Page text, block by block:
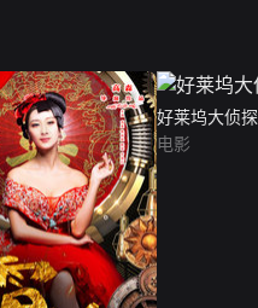
好莱坞大侦探
电影